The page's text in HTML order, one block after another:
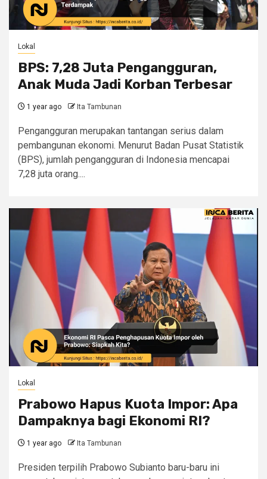
Lokal
BPS: 7,28 Juta Pengangguran,
Anak Muda Jadi Korban Terbesar
1 year ago Ita Tambunan
Pengangguran merupakan tantangan serius dalam
pembangunan ekonomi. Menurut Badan Pusat Statistik
(BPS), jumlah pengangguran di Indonesia mencapai
7,28 juta orang....
Lokal
Prabowo Hapus Kuota Impor: Apa
Dampaknya bagi Ekonomi RI?
1 year ago Ita Tambunan
Presiden terpilih Prabowo Subianto baru-baru ini